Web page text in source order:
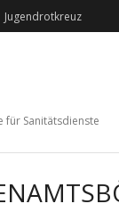
Jugendrotkreuz
für Sanitätsdienste